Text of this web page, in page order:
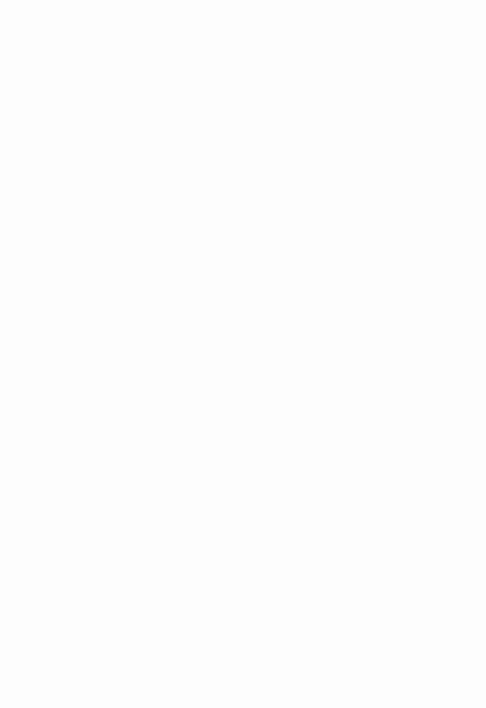
החיה הנכונה,
איך
הצעד הראשון
נושאת שפה
—
— תנועה,
— חוסן
חשבו גם על
יוצר נקודת
תמונת חיה טובה
תצופפו אותה עם